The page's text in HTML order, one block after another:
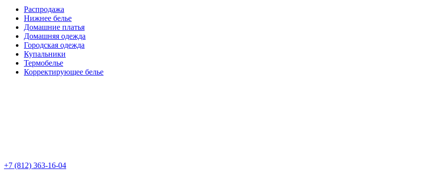
Распродажа
Нижнее белье
Домашние платья
Домашняя одежда
Городская одежда
Купальники
Термобелье
Корректирующее белье
+7 (812) 363-16-04